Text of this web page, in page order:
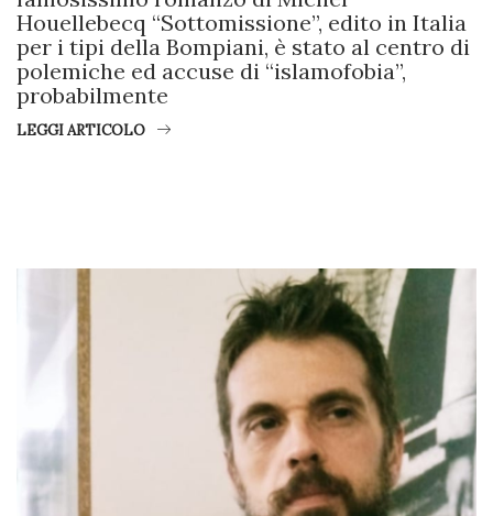
Houellebecq “Sottomissione”, edito in Italia
per i tipi della Bompiani, è stato al centro di
polemiche ed accuse di “islamofobia”,
probabilmente
LEGGI ARTICOLO